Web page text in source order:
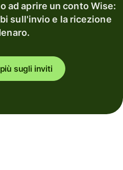
ad aprire un conto Wise:
sull'invio e la ricezione
sugli inviti